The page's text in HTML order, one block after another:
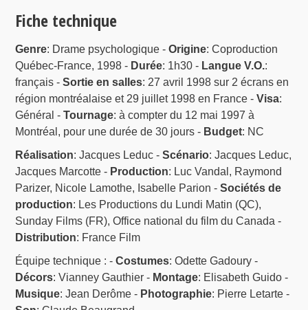
Fiche technique
Genre: Drame psychologique -Origine: Coproduction
Québec-France, 1998 - Durée: 1h30 - Langue V.O.:
français -Sortie en salles: 27 avril 1998 sur 2 écrans en
région montréalaise et 29 juillet 1998 en France -Visa:
Général -Tournage: à compter du 12 mai 1997 à
Montréal, pour une durée de 30 jours - Budget: NC
Réalisation: Jacques Leduc -Scénario: Jacques Leduc,
Jacques Marcotte - Production: Luc Vandal, Raymond
Parizer, Nicole Lamothe, Isabelle Parion -Sociétés de
production: Les Productions du Lundi Matin (QC),
Sunday Films (FR), Office national du film du Canada -
Distribution: France Film
Équipe technique : -Costumes: Odette Gadoury -
Décors: Vianney Gauthier - Montage: Elisabeth Guido -
Musique: Jean Derôme - Photographie: Pierre Letarte -